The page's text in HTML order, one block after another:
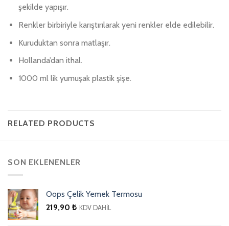
şekilde yapışır.
Renkler birbiriyle karıştırılarak yeni renkler elde edilebilir.
Kuruduktan sonra matlaşır.
Hollanda’dan ithal.
1000 ml lik yumuşak plastik şişe.
RELATED PRODUCTS
SON EKLENENLER
Oops Çelik Yemek Termosu
219,90 ₺ KDV DAHİL